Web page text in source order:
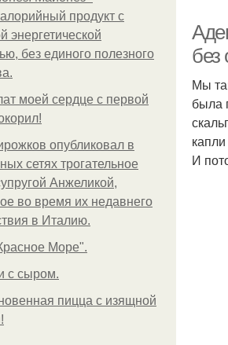
продукт с
энергетической
без единого полезного
моей сердце с первой
опубликовал в
сетях трогательное
Анжеликой,
во время их недавнего
в Италию.
Море".
с сыром.
пицца с изящной
без
Мы
была
И